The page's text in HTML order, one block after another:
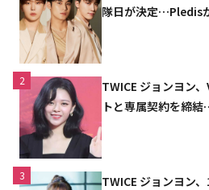
隊日が決定…Pledis
2
TWICE ジョンヨン
トと専属契約を締
3
TWICE ジョンヨン